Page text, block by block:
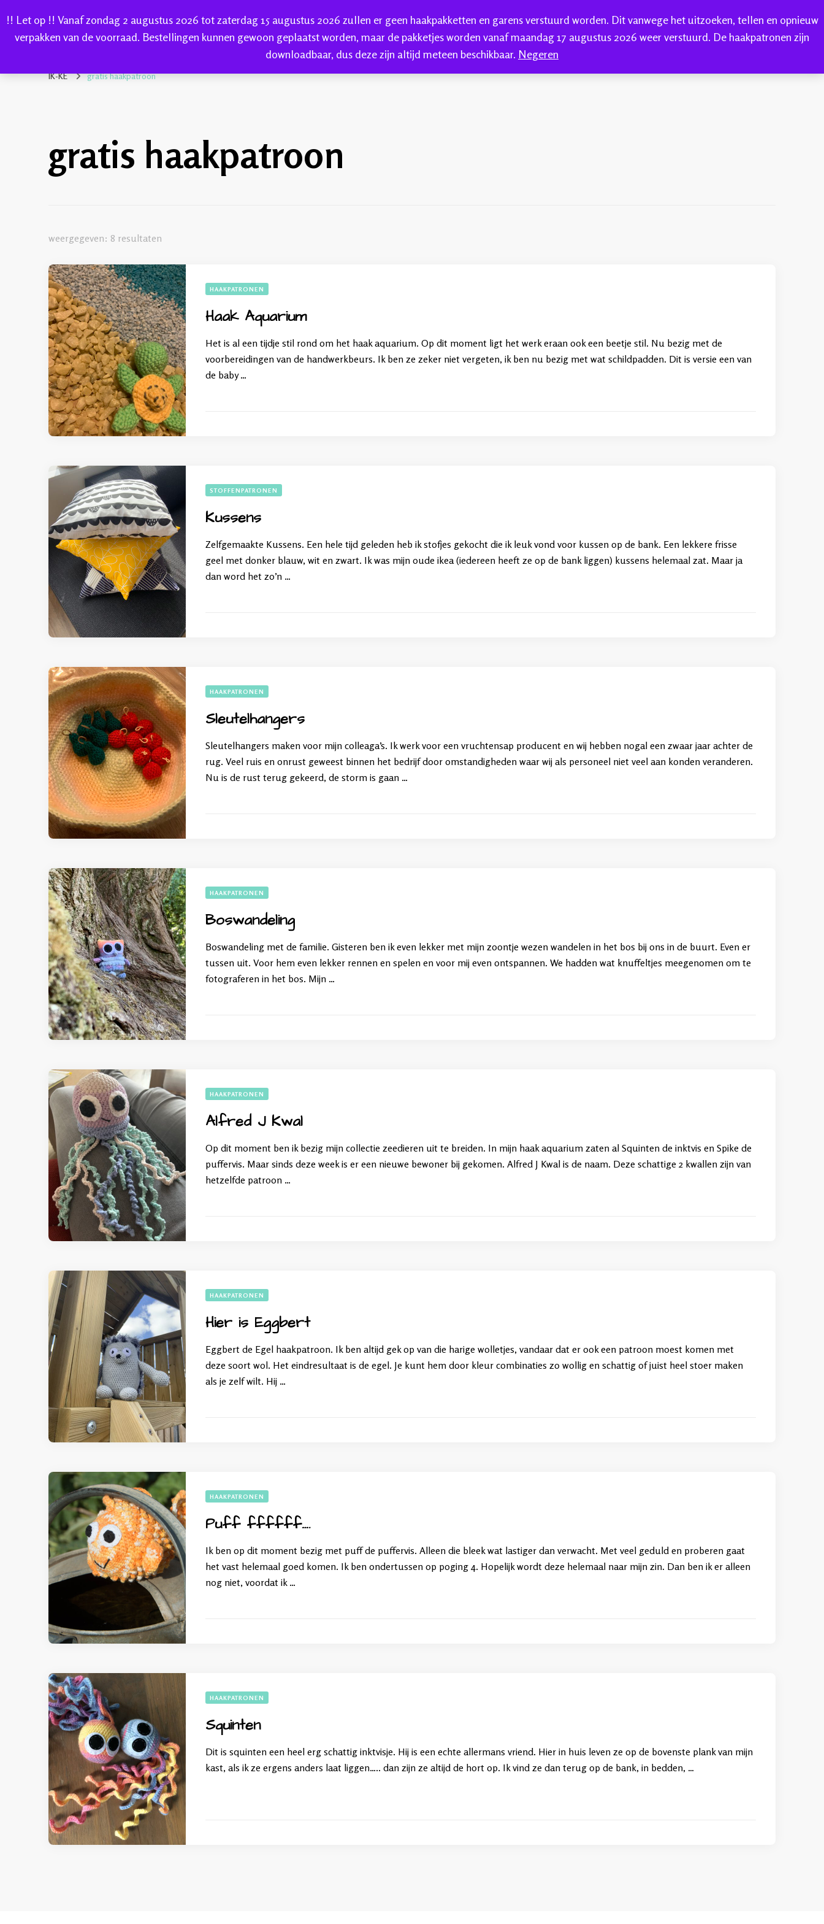
!! Let op !! Vanaf zondag 2 augustus 2026 tot zaterdag 15 augustus 2026 zullen er geen haakpakketten en garens verstuurd worden. Dit vanwege het uitzoeken, tellen en opnieuw
verpakken van de voorraad. Bestellingen kunnen gewoon geplaatst worden, maar de pakketjes worden vanaf maandag 17 augustus 2026 weer verstuurd. De haakpatronen zijn
downloadbaar, dus deze zijn altijd meteen beschikbaar. Negeren
webshop voor handgeverfde garen 100% katoen en sokkenwol
BLOG
0
IK-KE gratis haakpatroon
gratis haakpatroon
weergegeven: 8 resultaten
HAAKPATRONEN
Haak Aquarium
Het is al een tijdje stil rond om het haak aquarium. Op dit moment ligt het werk eraan ook een beetje stil. Nu bezig met de
voorbereidingen van de handwerkbeurs. Ik ben ze zeker niet vergeten, ik ben nu bezig met wat schildpadden. Dit is versie een van
de baby …
STOFFENPATRONEN
Kussens
Zelfgemaakte Kussens. Een hele tijd geleden heb ik stofjes gekocht die ik leuk vond voor kussen op de bank. Een lekkere frisse
geel met donker blauw, wit en zwart. Ik was mijn oude ikea (iedereen heeft ze op de bank liggen) kussens helemaal zat. Maar ja
dan word het zo’n …
HAAKPATRONEN
Sleutelhangers
Sleutelhangers maken voor mijn colleaga’s. Ik werk voor een vruchtensap producent en wij hebben nogal een zwaar jaar achter de
rug. Veel ruis en onrust geweest binnen het bedrijf door omstandigheden waar wij als personeel niet veel aan konden veranderen.
Nu is de rust terug gekeerd, de storm is gaan …
HAAKPATRONEN
Boswandeling
Boswandeling met de familie. Gisteren ben ik even lekker met mijn zoontje wezen wandelen in het bos bij ons in de buurt. Even er
tussen uit. Voor hem even lekker rennen en spelen en voor mij even ontspannen. We hadden wat knuffeltjes meegenomen om te
fotograferen in het bos. Mijn …
HAAKPATRONEN
Alfred J Kwal
Op dit moment ben ik bezig mijn collectie zeedieren uit te breiden. In mijn haak aquarium zaten al Squinten de inktvis en Spike de
puffervis. Maar sinds deze week is er een nieuwe bewoner bij gekomen. Alfred J Kwal is de naam. Deze schattige 2 kwallen zijn van
hetzelfde patroon …
HAAKPATRONEN
Hier is Eggbert
Eggbert de Egel haakpatroon. Ik ben altijd gek op van die harige wolletjes, vandaar dat er ook een patroon moest komen met
deze soort wol. Het eindresultaat is de egel. Je kunt hem door kleur combinaties zo wollig en schattig of juist heel stoer maken
als je zelf wilt. Hij …
HAAKPATRONEN
Puff ffffff….
Ik ben op dit moment bezig met puff de puffervis. Alleen die bleek wat lastiger dan verwacht. Met veel geduld en proberen gaat
het vast helemaal goed komen. Ik ben ondertussen op poging 4. Hopelijk wordt deze helemaal naar mijn zin. Dan ben ik er alleen
nog niet, voordat ik …
HAAKPATRONEN
Squinten
Dit is squinten een heel erg schattig inktvisje. Hij is een echte allermans vriend. Hier in huis leven ze op de bovenste plank van mijn
kast, als ik ze ergens anders laat liggen….. dan zijn ze altijd de hort op. Ik vind ze dan terug op de bank, in bedden, …